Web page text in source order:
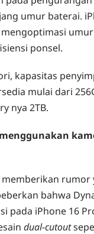
umur baterai.
ponsel.
kapasitas
mulai dari
nya 2TB.
rumor
bahwa
pada iPhone 16
dual-cutout